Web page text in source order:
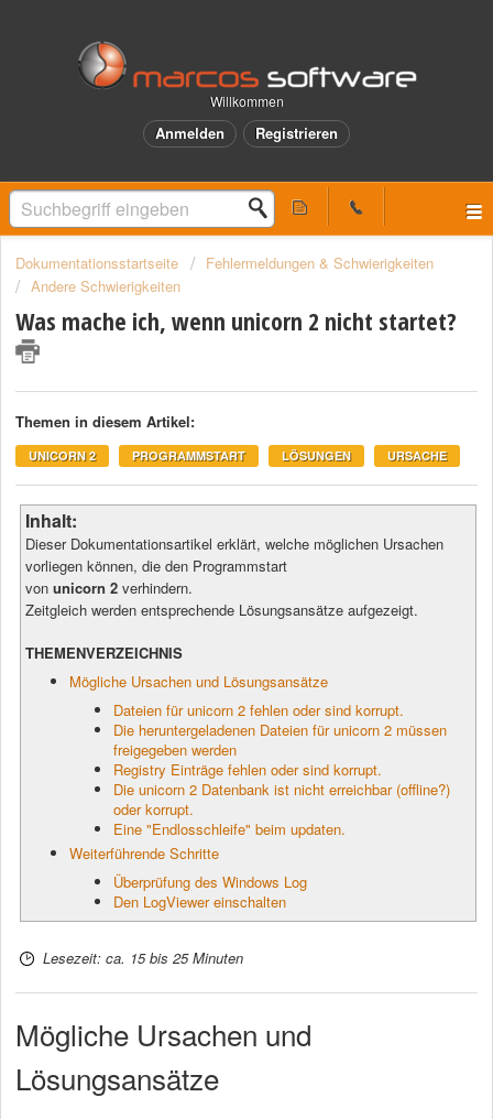
Willkommen
Anmelden Registrieren
Dokumentationsstartseite
Fehlermeldungen & Schwierigkeiten
Andere Schwierigkeiten
Was mache ich, wenn unicorn 2 nicht startet?
Themen in diesem Artikel:
UNICORN 2 PROGRAMMSTART LÖSUNGEN URSACHE
Inhalt:
Dieser Dokumentationsartikel erklärt, welche möglichen Ursachen
vorliegen können, die den Programmstart
vonunicorn 2 verhindern.
Zeitgleich werden entsprechende Lösungsansätze aufgezeigt.
THEMENVERZEICHNIS
Mögliche Ursachen und Lösungsansätze
Dateien für unicorn 2 fehlen oder sind korrupt.
Die heruntergeladenen Dateien für unicorn 2 müssen
freigegeben werden
Registry Einträge fehlen oder sind korrupt.
Die unicorn 2 Datenbank ist nicht erreichbar (offline?)
oder korrupt.
Eine "Endlosschleife" beim updaten.
Weiterführende Schritte
Überprüfung des Windows Log
Den LogViewer einschalten
Lesezeit: ca. 15 bis 25 Minuten
Mögliche Ursachen und
Lösungsansätze